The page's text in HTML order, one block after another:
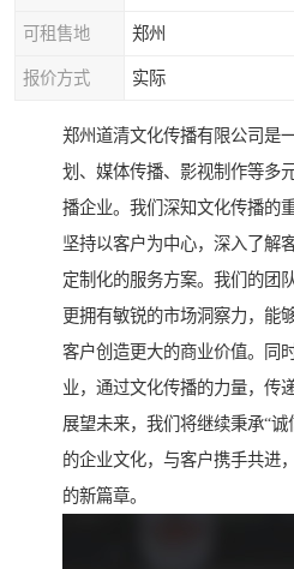
可租售地 郑州
报价方式 实际
郑州道清文化传播有限公司是
划、媒体传播、影视制作等多
播企业。我们深知文化传播的
坚持以客户为中心，深入了解
定制化的服务方案。我们的团
更拥有敏锐的市场洞察力，能
客户创造更大的商业价值。同
业，通过文化传播的力量，传
展望未来，我们将继续秉承“
的企业文化，与客户携手共进
的新篇章。